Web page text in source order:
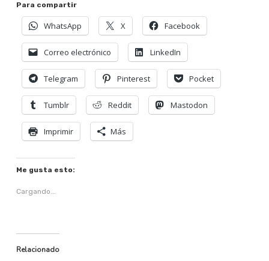
Para compartir
WhatsApp X Facebook
Correo electrónico LinkedIn
Telegram Pinterest Pocket
Tumblr Reddit Mastodon
Imprimir Más
Me gusta esto:
Cargando...
Relacionado